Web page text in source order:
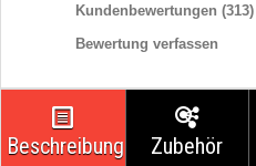
Kundenbewertungen (313)
Bewertung verfassen
Beschreibung Zubehör